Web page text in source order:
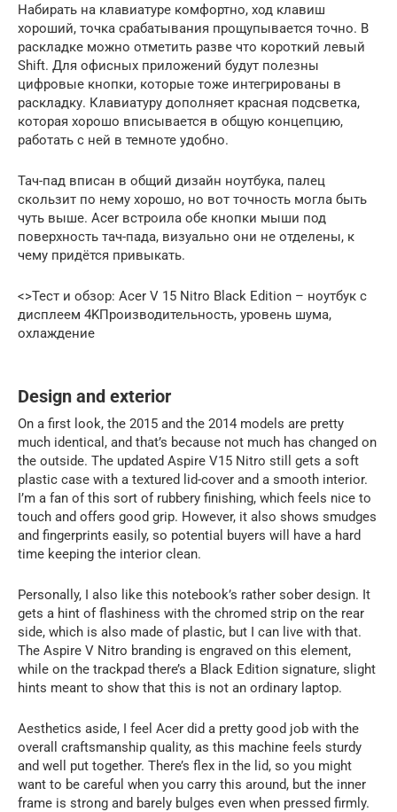
Набирать на клавиатуре комфортно, ход клавиш
хороший, точка срабатывания прощупывается точно. В
раскладке можно отметить разве что короткий левый
Shift. Для офисных приложений будут полезны
цифровые кнопки, которые тоже интегрированы в
раскладку. Клавиатуру дополняет красная подсветка,
которая хорошо вписывается в общую концепцию,
работать с ней в темноте удобно.
Тач-пад вписан в общий дизайн ноутбука, палец
скользит по нему хорошо, но вот точность могла быть
чуть выше. Acer встроила обе кнопки мыши под
поверхность тач-пада, визуально они не отделены, к
чему придётся привыкать.
<>Тест и обзор: Acer V 15 Nitro Black Edition – ноутбук с
дисплеем 4KПроизводительность, уровень шума,
охлаждение
Design and exterior
On a first look, the 2015 and the 2014 models are pretty
much identical, and that’s because not much has changed on
the outside. The updated Aspire V15 Nitro still gets a soft
plastic case with a textured lid-cover and a smooth interior.
I’m a fan of this sort of rubbery finishing, which feels nice to
touch and offers good grip. However, it also shows smudges
and fingerprints easily, so potential buyers will have a hard
time keeping the interior clean.
Personally, I also like this notebook’s rather sober design. It
gets a hint of flashiness with the chromed strip on the rear
side, which is also made of plastic, but I can live with that.
The Aspire V Nitro branding is engraved on this element,
while on the trackpad there’s a Black Edition signature, slight
hints meant to show that this is not an ordinary laptop.
Aesthetics aside, I feel Acer did a pretty good job with the
overall craftsmanship quality, as this machine feels sturdy
and well put together. There’s flex in the lid, so you might
want to be careful when you carry this around, but the inner
frame is strong and barely bulges even when pressed firmly.